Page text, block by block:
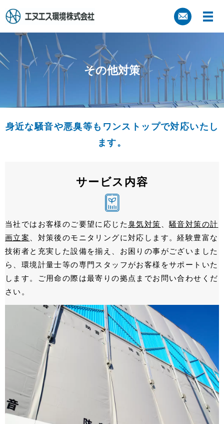
その他対策
⾝近な騒⾳や悪臭等もワンストップで対応いたし
ます。
サービス内容
当社ではお客様のご要望に応じた臭気対策 、騒⾳対策の計
画⽴案 、対策後のモニタリングに対応します。経験豊富な
技術者と充実した設備を揃え、お困りの事がございました
ら、環境計量⼠等の専⾨スタッフがお客様をサポートいた
します。ご⽤命の際は最寄りの拠点までお問い合わせくだ
さい。